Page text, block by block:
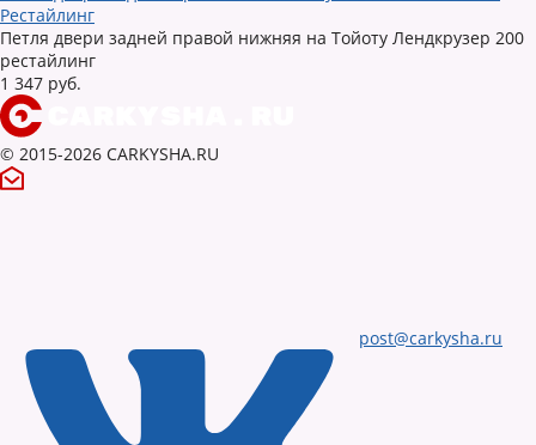
Рестайлинг
Петля двери задней правой нижняя на Тойоту Лендкрузер 200
рестайлинг
1 347 руб.
© 2015-2026 CARKYSHA.RU
post@carkysha.ru